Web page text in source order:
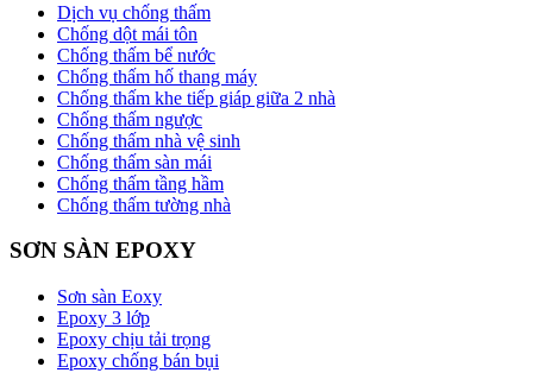
Dịch vụ chống thấm
Chống dột mái tôn
Chống thấm bể nước
Chống thấm hố thang máy
Chống thấm khe tiếp giáp giữa 2 nhà
Chống thấm ngược
Chống thấm nhà vệ sinh
Chống thấm sàn mái
Chống thấm tầng hầm
Chống thấm tường nhà
SƠN SÀN EPOXY
Sơn sàn Eoxy
Epoxy 3 lớp
Epoxy chịu tải trọng
Epoxy chống bán bụi